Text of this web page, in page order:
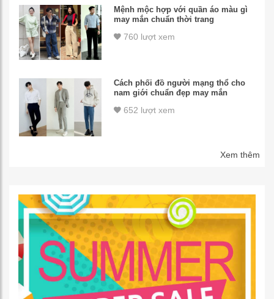
Mệnh mộc hợp với quần áo màu gì
may mắn chuẩn thời trang
760 lượt xem
Cách phối đồ người mạng thổ cho
nam giới chuẩn đẹp may mắn
652 lượt xem
Xem thêm